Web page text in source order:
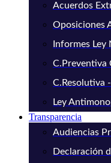
Acuerdos
Oposiciones
Informes Ley
C.Preventiva
C.Resolutiva
Ley
Transparencia
Audiencias
Declaración